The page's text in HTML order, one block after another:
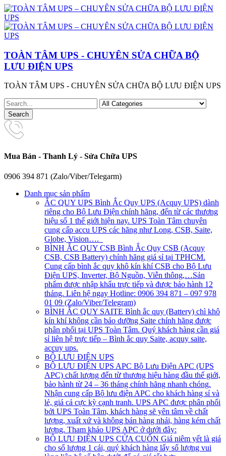
TOÀN TÂM UPS - CHUYÊN SỬA CHỮA BỘ
LƯU ĐIỆN UPS
TOÀN TÂM UPS - CHUYÊN SỬA CHỮA BỘ LƯU ĐIỆN UPS
Mua Bán - Thanh Lý - Sửa Chữa UPS
0906 394 871 (Zalo/Viber/Telegarm)
Danh mục sản phẩm
ẮC QUY UPS Bình Ắc Quy UPS (Acquy UPS) dành
riêng cho Bộ Lưu Điện chính hãng, đến từ các thương
hiệu số 1 thế giới hiện nay. UPS Toàn Tâm chuyên
cung cấp accu UPS các hãng như Long, CSB, Saite,
Globe, Vision….
BÌNH ẮC QUY CSB Bình Ắc Quy CSB (Acquy
CSB, CSB Battery) chính hãng giá sỉ tại TPHCM.
Cung cấp bình ắc quy khô kín khí CSB cho Bộ Lưu
Điện UPS, Inverter, Bộ Nguồn, Viễn thông,…Sản
phẩm được nhập khẩu trực tiếp và được bảo hành 12
tháng. Liên hệ ngay Hotline: 0906 394 871 – 097 978
01 09 (Zalo/Viber/Telegram)
BÌNH ẮC QUY SAITE Bình ắc quy (Battery) chì khô
kín khí không cần bảo dưỡng Saite chính hãng được
phân phối tại UPS Toàn Tâm. Quý khách hàng cần giá
sỉ liên hệ trực tiếp – Bình ắc quy Saite, acquy saite,
accuy ups.
BỘ LƯU ĐIỆN UPS
BỘ LƯU ĐIỆN UPS APC Bộ Lưu Điện APC (UPS
APC) chất lượng đến từ thương hiệu hàng đầu thế giới,
bảo hành từ 24 – 36 tháng chính hãng nhanh chóng.
Nhận cung cấp Bộ lưu điện APC cho khách hàng sỉ và
lẻ, giá cả cực kỳ cạnh tranh. UPS APC được phân phối
bởi UPS Toàn Tâm, khách hàng sẽ yên tâm về chất
lượng, xuất xứ và không bán hàng nhái, hàng kém chất
lượng. Tham khảo UPS APC ở dưới đây:
BỘ LƯU ĐIỆN UPS CỬA CUỐN Giá niêm yết là giá
cho số lượng 1 cái, quý khách hàng lấy số lượng vui